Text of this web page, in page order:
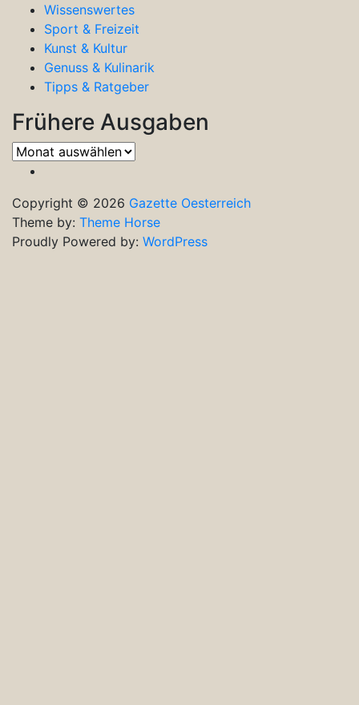
Wissenswertes
Sport & Freizeit
Kunst & Kultur
Genuss & Kulinarik
Tipps & Ratgeber
Frühere Ausgaben
Frühere
Ausgaben
Copyright © 2026 Gazette Oesterreich
Theme by: Theme Horse
Proudly Powered by: WordPress